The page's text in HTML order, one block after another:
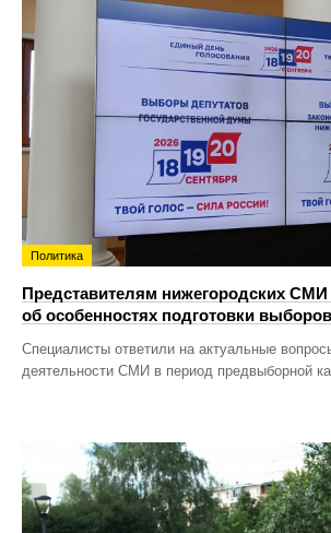
Политика
Представителям нижегородских СМИ
об особенностях подготовки
Специалисты ответили на актуальные
деятельности СМИ в период предвыборной